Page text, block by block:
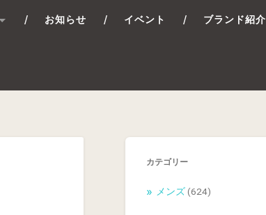
お知らせ イベント ブランド紹介
カテゴリー
メンズ(624)